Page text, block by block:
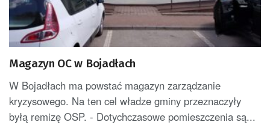
Magazyn OC w Bojadłach
W Bojadłach ma powstać magazyn zarządzanie
kryzysowego. Na ten cel władze gminy przeznaczyły
byłą remizę OSP. - Dotychczasowe pomieszczenia są...